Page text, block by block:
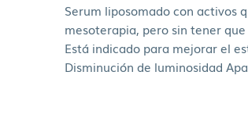
Serum liposomado con activos
mesoterapia, pero sin tener
Está indicado para mejorar el
Disminución de luminosidad